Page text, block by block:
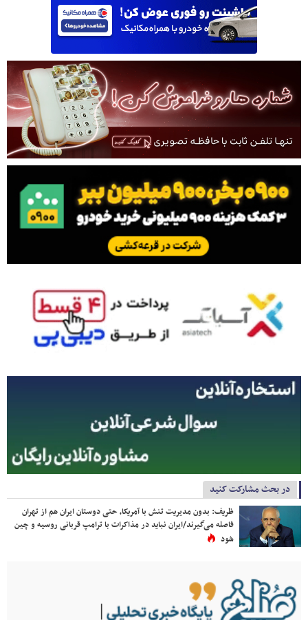
در بحث مشارکت کنید
ظریف: بدون مدیریت تنش با آمریکا، حتی دوستان ایران هم از تهران
فاصله می‌گیرند/ایران نباید در مذاکرات با ترامپ قربانی روسیه و چین
شود